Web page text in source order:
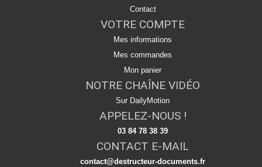
Contact
VOTRE COMPTE
Mes informations
Mes commandes
Mon panier
NOTRE CHAÎNE VIDÉO
Sur DailyMotion
APPELEZ-NOUS !
03 84 78 38 39
CONTACT E-MAIL
contact@destructeur-documents.fr